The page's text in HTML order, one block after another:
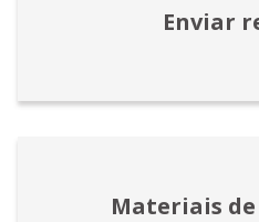
Enviar
Materiais